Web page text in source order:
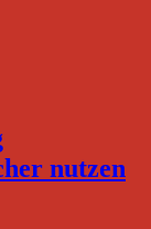
nutzen